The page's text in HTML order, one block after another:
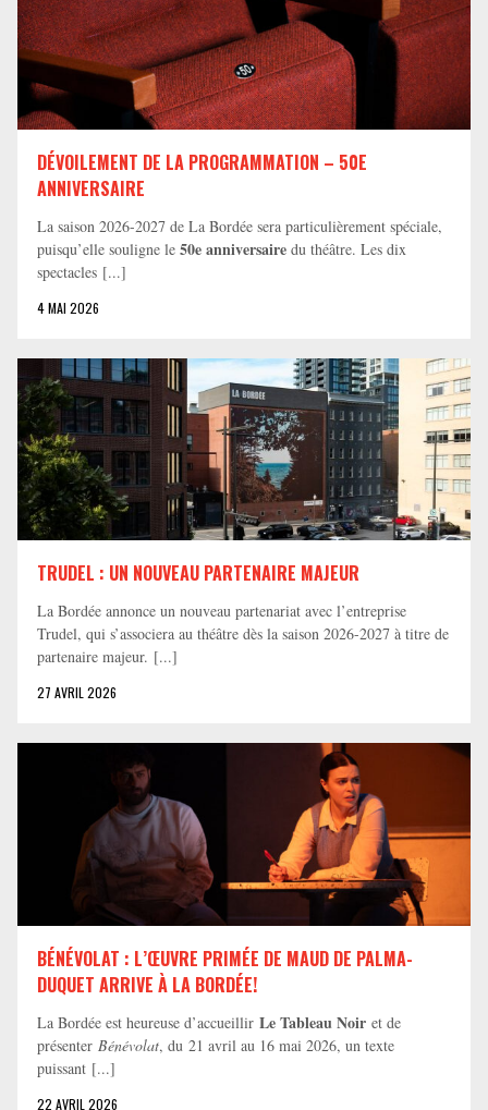
DÉVOILEMENT DE LA PROGRAMMATION – 50E
ANNIVERSAIRE
La saison 2026-2027 de La Bordée sera particulièrement spéciale,
puisqu’elle souligne le 50e anniversaire du théâtre. Les dix
spectacles [...]
4 MAI 2026
TRUDEL : UN NOUVEAU PARTENAIRE MAJEUR
La Bordée annonce un nouveau partenariat avec l’entreprise
Trudel, qui s’associera au théâtre dès la saison 2026-2027 à titre de
partenaire majeur. [...]
27 AVRIL 2026
BÉNÉVOLAT : L’ŒUVRE PRIMÉE DE MAUD DE PALMA-
DUQUET ARRIVE À LA BORDÉE!
La Bordée est heureuse d’accueillir Le Tableau Noir et de
présenter Bénévolat, du 21 avril au 16 mai 2026, un texte
puissant [...]
22 AVRIL 2026